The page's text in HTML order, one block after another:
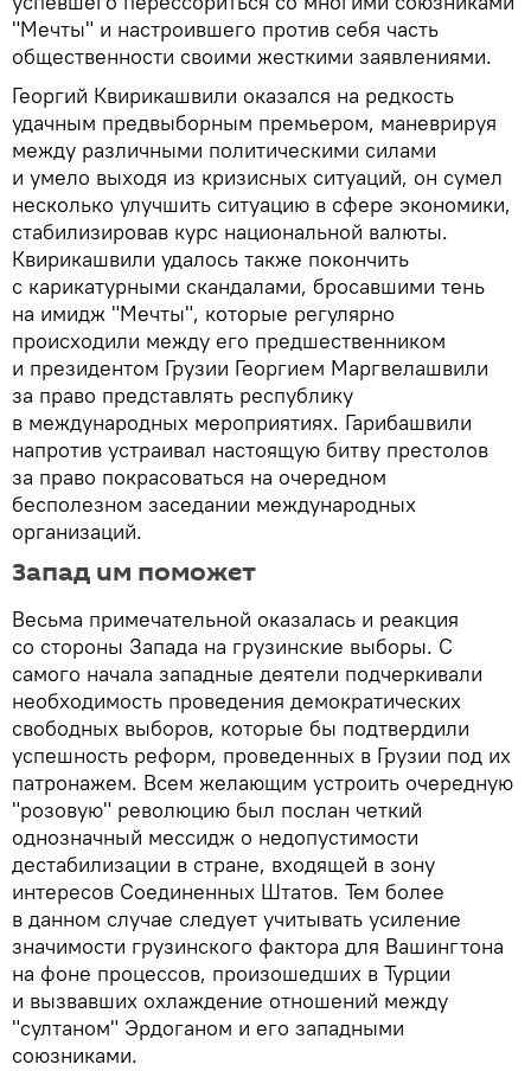
"Мечты" и настроившего против себя часть
общественности своими жесткими заявлениями.
Георгий Квирикашвили оказался на редкость
удачным предвыборным премьером, маневрируя
между различными политическими силами
и умело выходя из кризисных ситуаций, он сумел
несколько улучшить ситуацию в сфере экономики,
стабилизировав курс национальной валюты.
Квирикашвили удалось также покончить
с карикатурными скандалами, бросавшими тень
на имидж "Мечты", которые регулярно
происходили между его предшественником
и президентом Грузии Георгием Маргвелашвили
за право представлять республику
в международных мероприятиях. Гарибашвили
напротив устраивал настоящую битву престолов
за право покрасоваться на очередном
бесполезном заседании международных
организаций.
Запад им поможет
Весьма примечательной оказалась и реакция
со стороны Запада на грузинские выборы. С
самого начала западные деятели подчеркивали
необходимость проведения демократических
свободных выборов, которые бы подтвердили
успешность реформ, проведенных в Грузии под их
патронажем. Всем желающим устроить очередную
"розовую" революцию был послан четкий
однозначный мессидж о недопустимости
дестабилизации в стране, входящей в зону
интересов Соединенных Штатов. Тем более
в данном случае следует учитывать усиление
значимости грузинского фактора для Вашингтона
на фоне процессов, произошедших в Турции
и вызвавших охлаждение отношений между
"султаном" Эрдоганом и его западными
союзниками.